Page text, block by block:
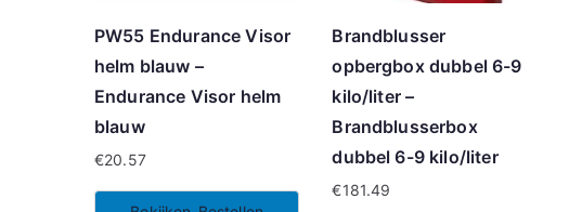
PW55 Endurance Visor
helm blauw –
Endurance Visor helm
blauw
€20.57
Brandblusser
opbergbox dubbel 6-9
kilo/liter –
Brandblusserbox
dubbel 6-9 kilo/liter
€181.49